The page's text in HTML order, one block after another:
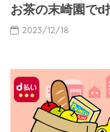
お茶の末崎園でd
2023/12/18